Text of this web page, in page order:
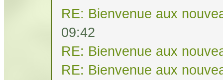
RE: Bienvenue aux
09:42
RE: Bienvenue aux
RE: Bienvenue aux